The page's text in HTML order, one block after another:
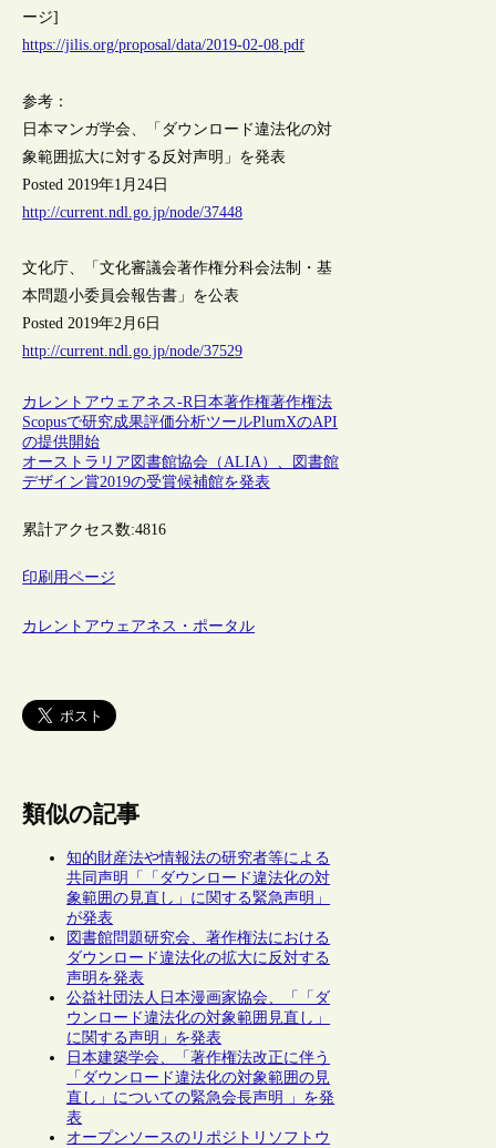
ージ]
https://jilis.org/proposal/data/2019-02-08.pdf
参考：
日本マンガ学会、「ダウンロード違法化の対
象範囲拡大に対する反対声明」を発表
Posted 2019年1月24日
http://current.ndl.go.jp/node/37448
文化庁、「文化審議会著作権分科会法制・基
本問題小委員会報告書」を公表
Posted 2019年2月6日
http://current.ndl.go.jp/node/37529
カレントアウェアネス-R日本著作権著作権法
Scopusで研究成果評価分析ツールPlumXのAPI
の提供開始
オーストラリア図書館協会（ALIA）、図書館
デザイン賞2019の受賞候補館を発表
累計アクセス数:4816
印刷用ページ
カレントアウェアネス・ポータル
類似の記事
知的財産法や情報法の研究者等による
共同声明「「ダウンロード違法化の対
象範囲の見直し」に関する緊急声明」
が発表
図書館問題研究会、著作権法における
ダウンロード違法化の拡大に反対する
声明を発表
公益社団法人日本漫画家協会、「「ダ
ウンロード違法化の対象範囲見直し」
に関する声明」を発表
日本建築学会、「著作権法改正に伴う
「ダウンロード違法化の対象範囲の見
直し」についての緊急会長声明 」を発
表
オープンソースのリポジトリソフトウ